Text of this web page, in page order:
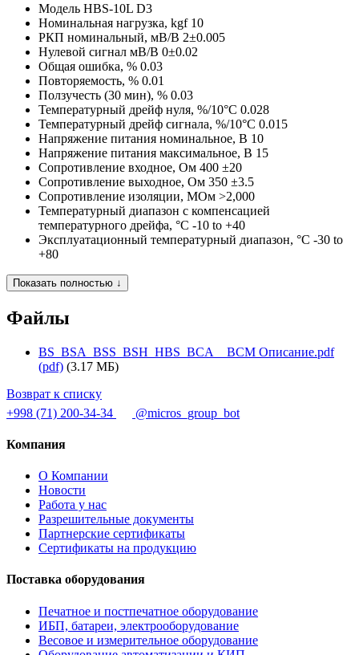
Модель HBS-10L D3
Номинальная нагрузка, kgf 10
РКП номинальный, мВ/В 2±0.005
Нулевой сигнал мВ/В 0±0.02
Общая ошибка, % 0.03
Повторяемость, % 0.01
Ползучесть (30 мин), % 0.03
Температурный дрейф нуля, %/10°C 0.028
Температурный дрейф сигнала, %/10°C 0.015
Напряжение питания номинальное, В 10
Напряжение питания максимальное, В 15
Сопротивление входное, Ом 400 ±20
Сопротивление выходное, Ом 350 ±3.5
Сопротивление изоляции, МОм >2,000
Температурный диапазон с компенсацией
температурного дрейфа, °C -10 to +40
Эксплуатационный температурный диапазон, °C -30 to
+80
Показать полностью ↓
Файлы
BS_BSA_BSS_BSH_HBS_BCA__BCM Описание.pdf
(pdf) (3.17 МБ)
Возврат к списку
+998 (71) 200-34-34
@micros_group_bot
Компания
О Компании
Новости
Работа у нас
Разрешительные документы
Партнерские сертификаты
Сертификаты на продукцию
Поставка оборудования
Печатное и постпечатное оборудование
ИБП, батареи, электрооборудование
Весовое и измерительное оборудование